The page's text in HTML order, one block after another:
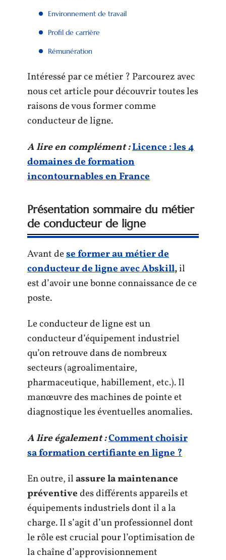
Environnement de travail
Profil de carrière
Rémunération
Intéressé par ce métier ? Parcourez avec
nous cet article pour découvrir toutes les
raisons de vous former comme
conducteur de ligne.
A lire en complément :Licence : les 4
domaines de formation
incontournables en France
Présentation sommaire du métier
de conducteur de ligne
Avant dese former au métier de
conducteur de ligne avec Abskill,il
est d’avoir une bonne connaissance de ce
poste.
Le conducteur de ligne est un
conducteur d’équipement industriel
qu’on retrouve dans de nombreux
secteurs (agroalimentaire,
pharmaceutique, habillement, etc.). Il
manœuvre des machines de pointe et
diagnostique les éventuelles anomalies.
A lire également :Comment choisir
sa formation certifiante en ligne ?
En outre, ilassure la maintenance
préventivedes différents appareils et
équipements industriels dont il a la
charge. Il s’agit d’un professionnel dont
le rôle est crucial pour l’optimisation de
la chaîne d’approvisionnement